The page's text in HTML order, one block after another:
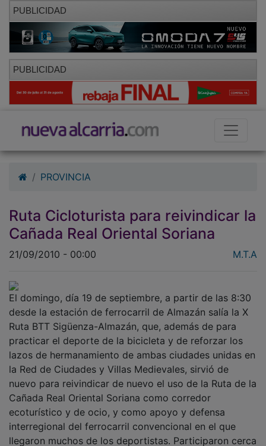
PUBLICIDAD
PUBLICIDAD
Ruta Cicloturista para reivindicar la
Cañada Real Oriental Soriana
El domingo, día 19 de septiembre, a partir de las 8:30
desde la estación de ferrocarril de Almazán salía la X
Ruta BTT Sigüenza-Almazán, que, además de para
practicar el deporte de la bicicleta y de reforzar los
lazos de hermanamiento de ambas ciudades unidas en
la Red de Ciudades y Villas Medievales, sirvió de
nuevo para reivindicar de nuevo el uso de la Ruta de la
Cañada Real Oriental Soriana como corredor
ecoturístico y de ocio, y como apoyo y defensa
interregional del ferrocarril convencional en el que
llegaron muchos de los deportistas. Participaron cerca